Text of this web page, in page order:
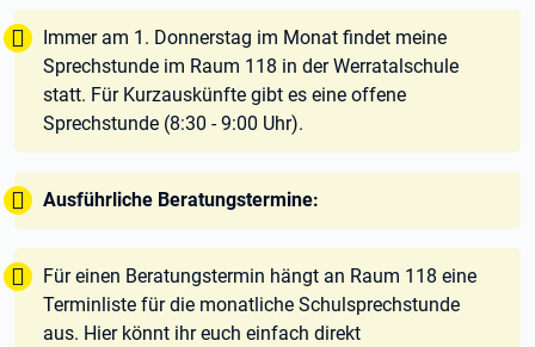
Tipp:
Immer am 1. Donnerstag im Monat findet meine
Sprechstunde im Raum 118 in der Werratalschule
statt. Für Kurzauskünfte gibt es eine offene
Sprechstunde (8:30 - 9:00 Uhr).
Tipp:
Ausführliche Beratungstermine:
Tipp:
Für einen Beratungstermin hängt an Raum 118 eine
Terminliste für die monatliche Schulsprechstunde
aus. Hier könnt ihr euch einfach direkt